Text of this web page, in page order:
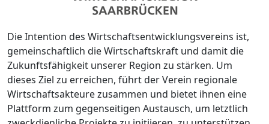
Die Intention des Wirtschaftsentwicklungsvereins ist,
gemeinschaftlich die Wirtschaftskraft und damit die
Zukunftsfähigkeit unserer Region zu stärken. Um
dieses Ziel zu erreichen, führt der Verein regionale
Wirtschaftsakteure zusammen und bietet ihnen eine
Plattform zum gegenseitigen Austausch, um letztlich